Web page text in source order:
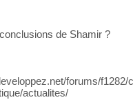
de Shamir ?
forums/f1282/
actualites/